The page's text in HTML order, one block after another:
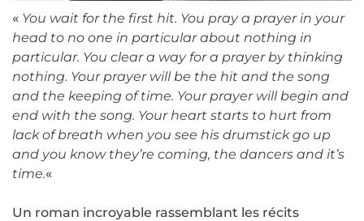
« You wait for the first hit. You pray a prayer in your
head to no one in particular about nothing in
particular. You clear a way for a prayer by thinking
nothing. Your prayer will be the hit and the song
and the keeping of time. Your prayer will begin and
end with the song. Your heart starts to hurt from
lack of breath when you see his drumstick go up
and you know they’re coming, the dancers and it’s
time.«
Un roman incroyable rassemblant les récits